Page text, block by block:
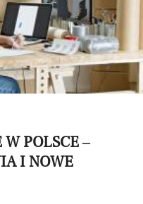
W POLSCE –
I NOWE